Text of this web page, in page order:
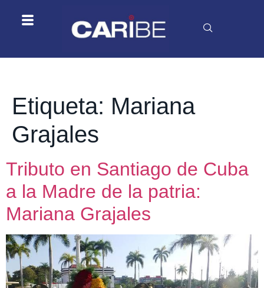
Etiqueta: Mariana
Grajales
Tributo en Santiago de Cuba
a la Madre de la patria:
Mariana Grajales